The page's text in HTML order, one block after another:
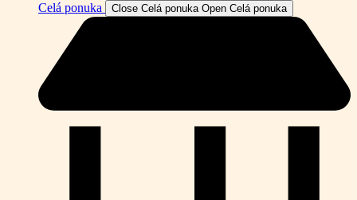
Celá ponuka Close Celá ponuka Open Celá ponuka